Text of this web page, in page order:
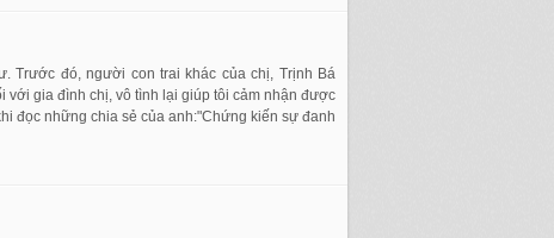
Trước đó, người con trai khác của chị, Trịnh Bá
với gia đình chị, vô tình lại giúp tôi cảm nhận được
đọc những chia sẻ của anh:"Chứng kiến sự đanh